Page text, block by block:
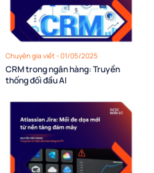
Chuyên gia viết - 01/05/2025
CRM trong ngân hàng: Truyền
thống đối đầu AI